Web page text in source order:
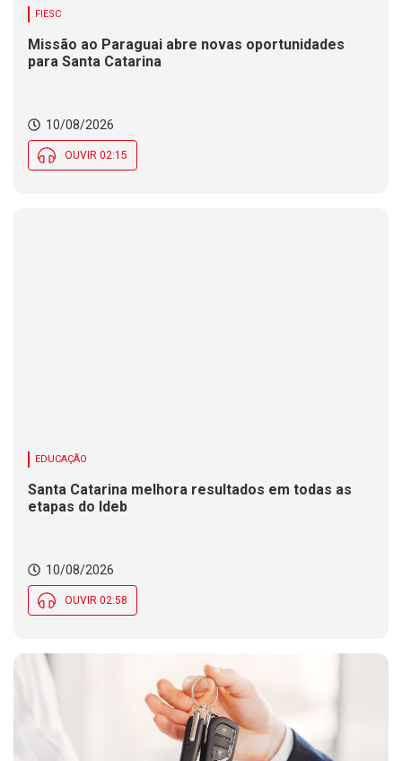
FIESC
Missão ao Paraguai abre novas oportunidades
para Santa Catarina
10/08/2026
OUVIR 02:15
EDUCAÇÃO
Santa Catarina melhora resultados em todas as
etapas do Ideb
10/08/2026
OUVIR 02:58